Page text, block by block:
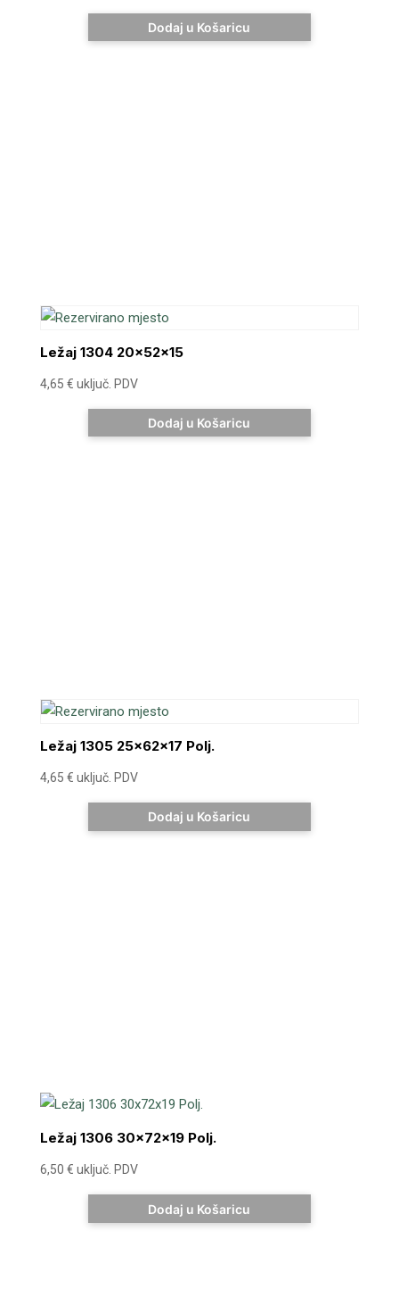
Dodaj u Košaricu
Ležaj 1304 20x52x15
4,65 € uključ. PDV
Dodaj u Košaricu
Ležaj 1305 25x62x17 Polj.
4,65 € uključ. PDV
Dodaj u Košaricu
Ležaj 1306 30x72x19 Polj.
6,50 € uključ. PDV
Dodaj u Košaricu